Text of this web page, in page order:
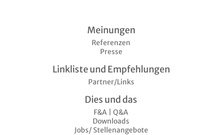
Meinungen
Referenzen
Presse
Linkliste und Empfehlungen
Partner/Links
Dies und das
F&A | Q&A
Downloads
Jobs/ Stellenangebote